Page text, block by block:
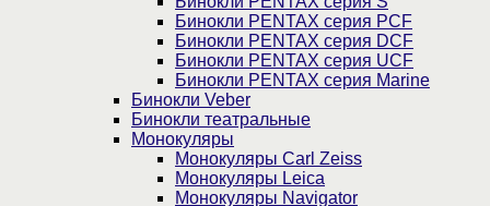
Бинокли PENTAX серия PCF
Бинокли PENTAX серия DCF
Бинокли PENTAX серия UCF
Бинокли PENTAX серия Marine
Бинокли Veber
Бинокли театральные
Монокуляры
Монокуляры Carl Zeiss
Монокуляры Leica
Монокуляры Navigator